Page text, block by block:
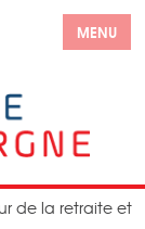
MENU
de la retraite et